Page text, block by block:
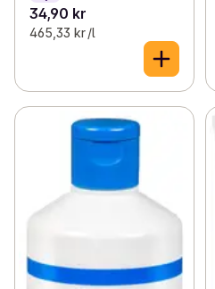
34,90 kr
465,33 kr /l